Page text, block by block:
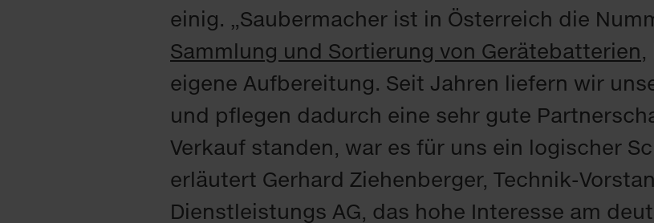
einig. „Saubermacher ist in Österreich die
Sammlung und Sortierung von Gerätebatterien,
eigene Aufbereitung. Seit Jahren liefern wir
und pflegen dadurch eine sehr gute
Verkauf standen, war es für uns ein logischer
erläutert Gerhard Ziehenberger, Technik-
Dienstleistungs AG, das hohe Interesse am